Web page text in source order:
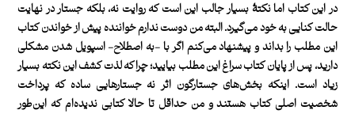
در اين كتاب اما نكتۀ بسيار جالب اين است كه روايت نه، بلكه جستار در نهايت
حالت كنايی به خود می‌گيرد. البته من دوست ندارم خواننده پيش از خواندن كتاب
اين مطلب را بداند و پيشنهاد می‌كنم اگر با -به اصطلاح- اسپويل شدن مشكلی
داريد، پس از پايان كتاب سراغ اين مطلب بياييد؛ چرا كه لذت كشف اين نكته بسيار
زياد است. اينكه بخش‌های جستارگون اثر نه جستارهايی ساده كه پرداخت
شخصيت اصلی كتاب هستند و من حداقل تا حالا كتابی نديده‌ام كه اين‌طور